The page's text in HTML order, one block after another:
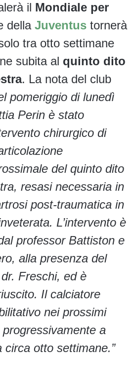
il Mondiale per
della Juventus tornerà
tra otto settimane
subita al quinto dito
. La nota del club
pomeriggio di lunedì
Perin è stato
chirurgico di
del quinto dito
resasi necessaria in
post-traumatica in
L’intervento è
professor Battiston e
alla presenza del
Freschi, ed è
Il calciatore
nei prossimi
a
circa otto settimane.”